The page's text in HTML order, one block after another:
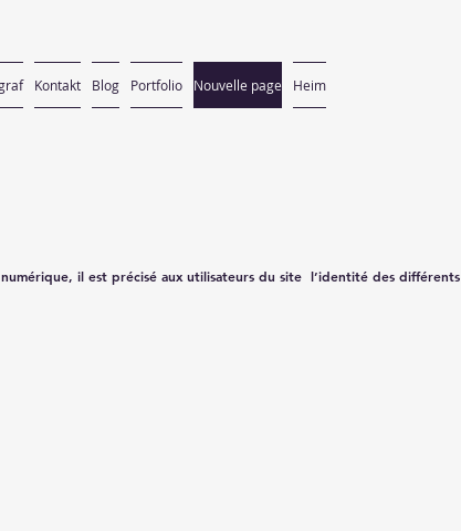
Kontakt Blog Portfolio Nouvelle page Heim
il est précisé aux utilisateurs du site l’identité des différents